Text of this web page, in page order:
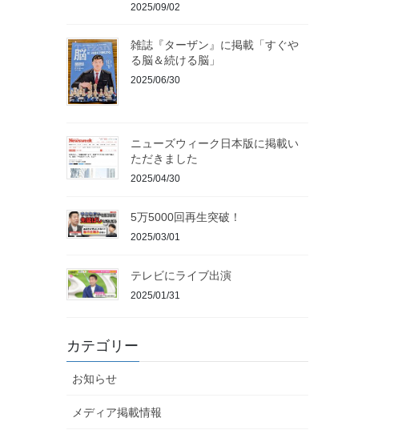
2025/09/02
雑誌『ターザン』に掲載「すぐや
る脳＆続ける脳」
2025/06/30
ニューズウィーク日本版に掲載い
ただきました
2025/04/30
5万5000回再生突破！
2025/03/01
テレビにライブ出演
2025/01/31
カテゴリー
お知らせ
メディア掲載情報